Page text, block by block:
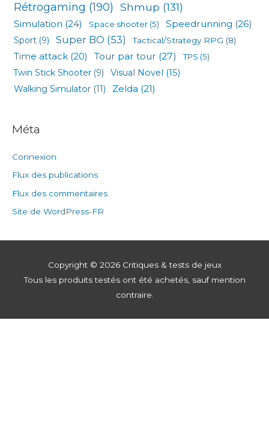
Rétrogaming (190) Shmup (131)
Simulation (24) Space shooter (5) Speedrunning (26)
Sport (9) Super BO (53) Tactical/Strategy RPG (8)
Time attack (20) Tour par tour (27) TPS (5)
Twin Stick Shooter (9) Visual Novel
(15)
Walking Simulator (11) Zelda (21)
Méta
Connexion
Flux des publications
Flux des commentaires
Site de WordPress-FR
Copyright © 2026 Critiques & tests de jeux
Tous les produits testés ont été achetés, sauf mention
contraire.